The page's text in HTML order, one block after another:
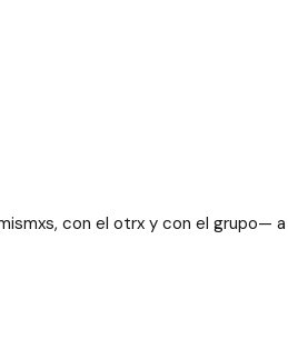
con el otrx y con el grupo—